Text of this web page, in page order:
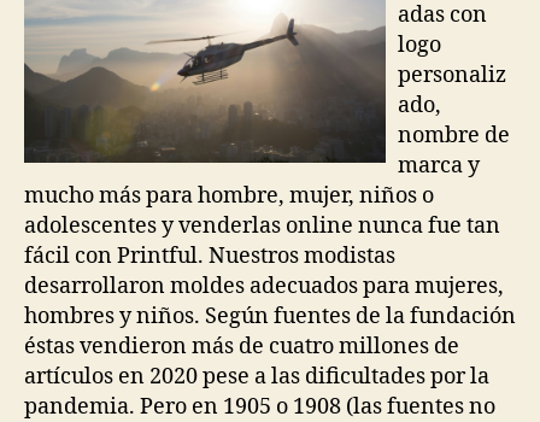
adas con
logo
personaliz
ado,
nombre de
marca y
mucho más para hombre, mujer, niños o
adolescentes y venderlas online nunca fue tan
fácil con Printful. Nuestros modistas
desarrollaron moldes adecuados para mujeres,
hombres y niños. Según fuentes de la fundación
éstas vendieron más de cuatro millones de
artículos en 2020 pese a las dificultades por la
pandemia. Pero en 1905 o 1908 (las fuentes no